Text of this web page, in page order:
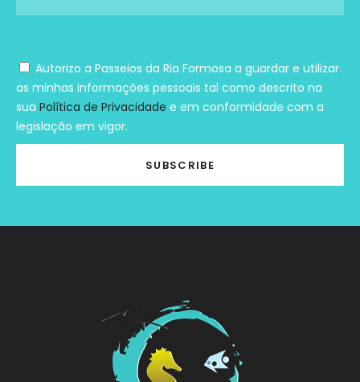
Autorizo a Passeios da Ria Formosa a guardar e utilizar
as minhas informações pessoais tal como descrito na
sua Política de Privacidade e em conformidade com a
legislação em vigor.